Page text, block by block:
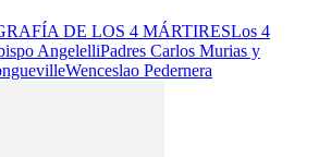
DE LOS 4 MÁRTIRESLos 4
AngelelliPadres Carlos Murias y
Wenceslao Pedernera